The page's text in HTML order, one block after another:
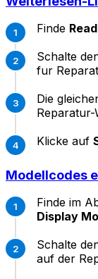
Finde
Schalte
fur
Die
Reparatur-
Klicke auf
Modellcodes
Finde im
Display
Schalte
auf der